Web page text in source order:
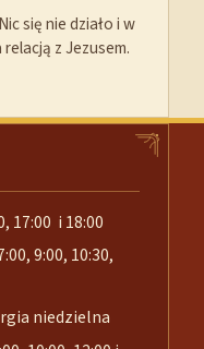
się nie działo i w
z Jezusem.
17:00 i 18:00
9:00, 10:30,
niedzielna